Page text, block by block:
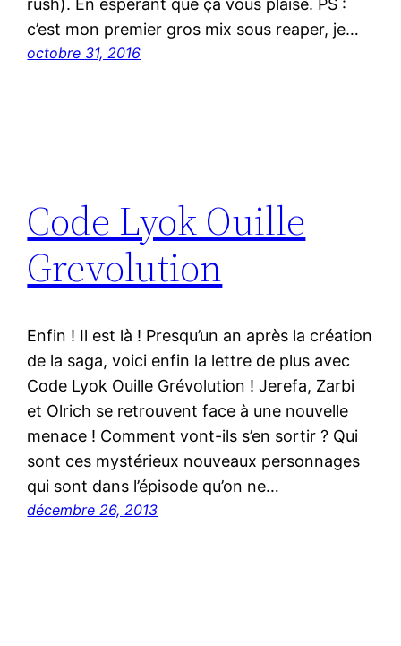
rush). En espérant que ça vous plaise. PS :
c’est mon premier gros mix sous reaper, je…
octobre 31, 2016
Code Lyok Ouille
Grevolution
Enfin ! Il est là ! Presqu’un an après la création
de la saga, voici enfin la lettre de plus avec
Code Lyok Ouille Grévolution ! Jerefa, Zarbi
et Olrich se retrouvent face à une nouvelle
menace ! Comment vont-ils s’en sortir ? Qui
sont ces mystérieux nouveaux personnages
qui sont dans l’épisode qu’on ne…
décembre 26, 2013